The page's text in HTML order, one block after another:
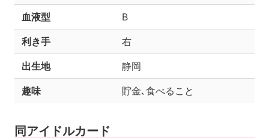
血液型 B
利き手 右
出生地 静岡
趣味 貯金､食べること
同アイドルカード